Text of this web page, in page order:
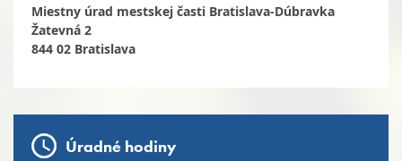
Miestny úrad mestskej časti Bratislava-Dúbravka
Žatevná 2
844 02 Bratislava
Úradné hodiny